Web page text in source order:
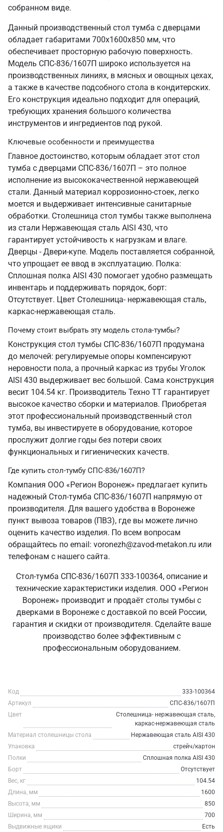
собранном виде.
Данный производственный стол тумба с дверцами
обладает габаритами 700х1600х850 мм, что
обеспечивает просторную рабочую поверхность.
Модель СПС-836/1607П широко используется на
производственных линиях, в мясных и овощных цехах,
а также в качестве подсобного стола в кондитерских.
Его конструкция идеально подходит для операций,
требующих хранения большого количества
инструментов и ингредиентов под рукой.
Ключевые особенности и преимущества
Главное достоинство, которым обладает этот стол
тумба с дверцами СПС-836/1607П – это полное
исполнение из высококачественной нержавеющей
стали. Данный материал коррозионно-стоек, легко
моется и выдерживает интенсивные санитарные
обработки. Столешница стол тумбы также выполнена
из стали Нержавеющая сталь AISI 430, что
гарантирует устойчивость к нагрузкам и влаге.
Дверцы - Двери-купе. Модель поставляется собранной,
что упрощает ее ввод в эксплуатацию. Полка:
Сплошная полка AISI 430 помогает удобно размещать
инвентарь и поддерживать порядок, борт:
Отсутствует. Цвет Столешница- нержавеющая сталь,
каркас-нержавеющая сталь.
Почему стоит выбрать эту модель стола-тумбы?
Конструкция стол тумбы СПС-836/1607П продумана
до мелочей: регулируемые опоры компенсируют
неровности пола, а прочный каркас из трубы Уголок
AISI 430 выдерживает вес большой. Сама конструкция
весит 104.54 кг. Производитель Техно ТТ гарантирует
высокое качество сборки и материалов. Приобретая
этот профессиональный производственный стол
тумба, вы инвестируете в оборудование, которое
прослужит долгие годы без потери своих
функциональных и гигиенических качеств.
Где купить стол-тумбу СПС-836/1607П?
Компания ООО «Регион Воронеж» предлагает купить
надежный Стол-тумба СПС-836/1607П напрямую от
производителя. Для вашего удобства в Воронеже
пункт вывоза товаров (ПВЗ), где вы можете лично
оценить качество изделия. По всем вопросам
обращайтесь по email: voronezh@zavod-metakon.ru или
телефонам с нашего сайта.
Стол-тумба СПС-836/1607П 333-100364, описание и
технические характеристики изделия. ООО «Регион
Воронеж» производит и продаёт столы тумбы с
дверками в Воронеже с доставкой по всей России,
гарантия и скидки от производителя. Сделайте ваше
производство более эффективным с
профессиональным оборудованием.
Код
333-100364
Артикул
СПС-836/1607П
Цвет
Столешница- нержавеющая сталь,
каркас-нержавеющая сталь
Материал столешницы стола
Нержавеющая сталь AISI 430
Упаковка
стрейч/картон
Полки
Сплошная полка AISI 430
Борт
Отсутствует
Вес, кг
104.54
Длина, мм
1600
Высота, мм
850
Ширина, мм
700
Выдвижные ящики
Есть